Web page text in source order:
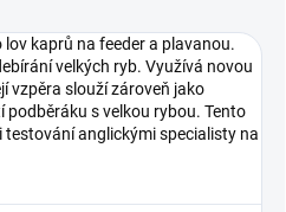
kaprů na feeder a plavanou.
velkých ryb. Využívá novou
vzpěra slouží zároveň jako
s velkou rybou. Tento
testování anglickými specialisty na